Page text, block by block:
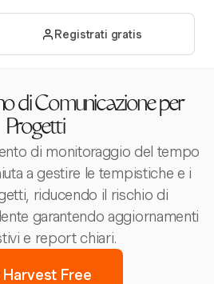
Registrati gratis
di Comunicazione per
Progetti
di monitoraggio del tempo
a gestire le tempistiche e i
riducendo il rischio di
garantendo aggiornamenti
e report chiari.
Harvest Free